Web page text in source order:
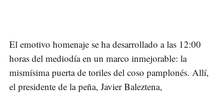
El emotivo homenaje se ha desarrollado a las 12:00
horas del mediodía en un marco inmejorable: la
mismísima puerta de toriles del coso pamplonés. Allí,
el presidente de la peña, Javier Baleztena,